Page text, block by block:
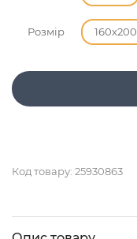
Розмір 160х200
Код товару: 25930863